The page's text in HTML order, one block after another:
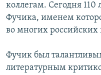
Все сайты РСЕ/РС
коллегам. Сегодня
Фучика, именем
во многих российских
Фучик был
литературным